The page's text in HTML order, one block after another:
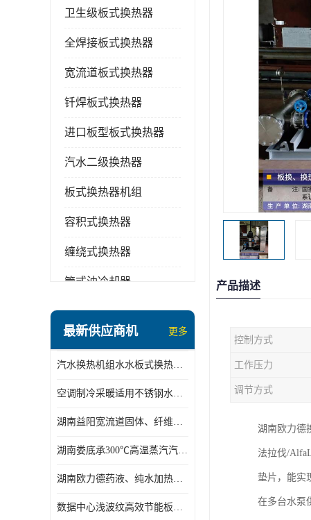
卫生级板式换热器
全焊接板式换热器
宽流道板式换热器
钎焊板式换热器
进口板型板式换热器
汽水二级换热器
板式换热器机组
容积式换热器
缠绕式换热器
管式油冷却器
盘管换热
变频供水机组
汽水混合加热器
水处理设备
最新供应商机 更多
汽水换热机组水水板式换热机组板式热交换机组厂家专业定制
空调制冷采暖适用不锈钢水水汽水板式换热器
湖南益阳宽流道固体、纤维、浆状物质加热冷却冷凝蒸发板式换热器
湖南娄底承300℃高温蒸汽汽水二级换热器
湖南欧力德药液、纯水加热、冷却、蒸发及杀菌用卫生级板式换热器
数据中心浅波纹高效节能板式换热器
产品描述
控制方式
工作压力
调节方式
湖南欧力德
法拉伐/
垫片，能实
在多台水泵